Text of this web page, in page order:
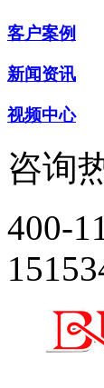
客户案例
新闻资讯
视频中心
咨询
400-